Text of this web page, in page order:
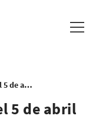
Plan de trabajo hasta el 5 de abril
5 de abril